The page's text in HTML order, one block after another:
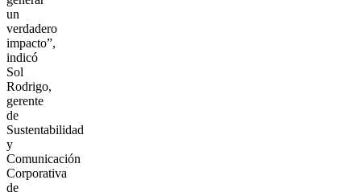
un
verdadero
impacto”,
indicó
Sol
Rodrigo,
gerente
de
Sustentabilidad
y
Comunicación
Corporativa
de